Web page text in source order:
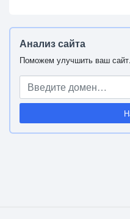
Анализ сайта
Поможем улучшить ваш сайт.